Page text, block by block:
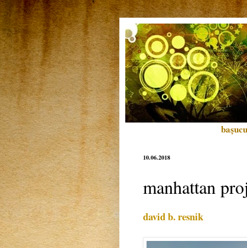
10.06.2018
manhattan
david b. resnik